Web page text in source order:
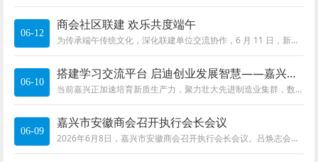
06-12
商会社区联建 欢乐共度端午
为传承端午传统文化，深化联建单位交流协作，6 月 11 日，新月社区联合嘉兴市安徽商会等多家共建单位举办 “乐享端午趣争锋，同心共绘石榴红” 暨
06-10
搭建学习交流平台 启迪创业发展智慧——嘉兴市安徽商会成功举办北大光华EMBA思享会
当前嘉兴正加速培育新质生产力，聚力壮大先进制造业集群，数字经济、智能制造、现代服务业蓬勃发展，营商环境持续优化，为广大企业创新转型、
06-09
嘉兴市安徽商会召开执行会长会议
2026年6月8日，嘉兴市安徽商会召开执行会长会议。吕焕志会长主持了会议。名誉会长张保全，第一届会长刘业政，支部书记、秘书长许承业，监事长徐